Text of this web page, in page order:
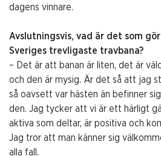
dagens vinnare.
Avslutningsvis, vad är det som
Sveriges trevligaste travbana?
– Det är att banan är liten, det är
och den är mysig. Är det så att jag
så oavsett var hästen än befinner
den. Jag tycker att vi är ett härligt
aktiva som deltar, är positiva och
Jag tror att man känner sig
alla fall.